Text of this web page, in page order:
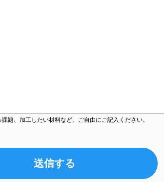
題、加工したい材料など、ご自由にご記入ください。